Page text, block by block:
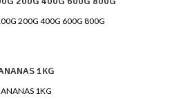
200G 400G 600G 800G
1KG
ANANAS 1KG